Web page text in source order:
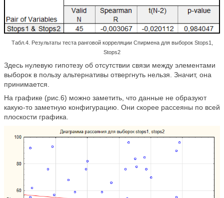
Табл.4. Результаты теста ранговой корреляции Спирмена для выборок Stops1,
Stops2
Здесь нулевую гипотезу об отсутствии связи между элементами
выборок в пользу альтернативы отвергнуть нельзя. Значит, она
принимается.
На графике (рис.6) можно заметить, что данные не образуют
какую-то заметную конфигурацию. Они скорее рассеяны по всей
плоскости графика.